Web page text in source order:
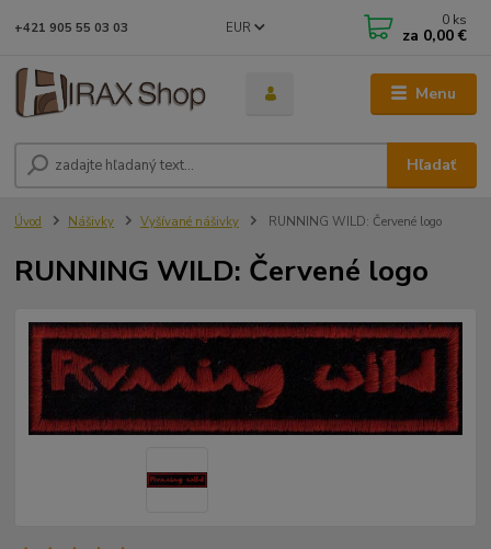
Menu
EUR
Hľadať
+421 905 55 03 03 0 ks
za 0,00 €
Úvod Nášivky Vyšívané nášivky RUNNING WILD: Červené logo
RUNNING WILD: Červené logo